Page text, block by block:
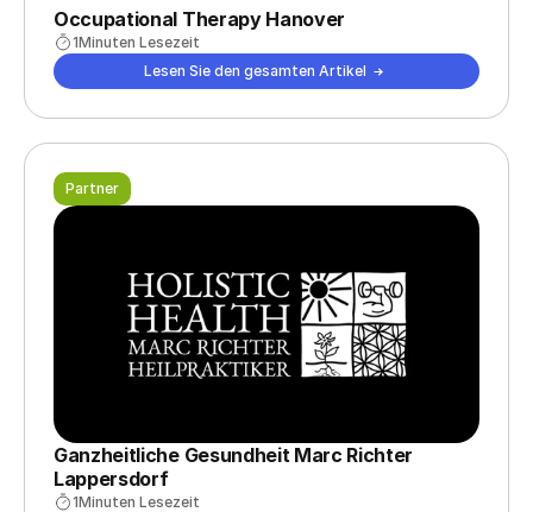
Occupational Therapy Hanover
1Minuten Lesezeit
Lesen Sie den gesamten Artikel
Partner
Ganzheitliche Gesundheit Marc Richter
Lappersdorf
1Minuten Lesezeit